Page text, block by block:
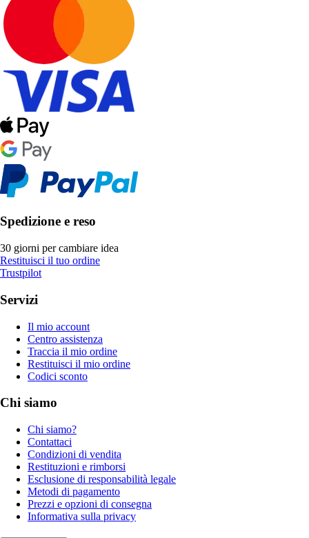
Spedizione e reso
30 giorni per cambiare idea
Restituisci il tuo ordine
Trustpilot
Servizi
Il mio account
Centro assistenza
Traccia il mio ordine
Restituisci il mio ordine
Codici sconto
Chi siamo
Chi siamo?
Contattaci
Condizioni di vendita
Restituzioni e rimborsi
Esclusione di responsabilità legale
Metodi di pagamento
Prezzi e opzioni di consegna
Informativa sulla privacy